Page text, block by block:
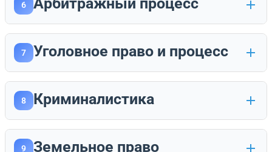
6
7 Уголовное право и процесс
8 Криминалистика
9 Земельное право